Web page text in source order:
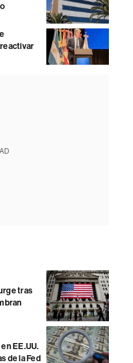
tras
EE.UU.
de la Fed